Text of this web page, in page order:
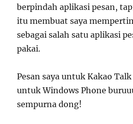
berpindah aplikasi pesan,
itu membuat saya
sebagai salah satu aplikasi
pakai.
Pesan saya untuk Kakao
untuk Windows Phone
sempurna dong!